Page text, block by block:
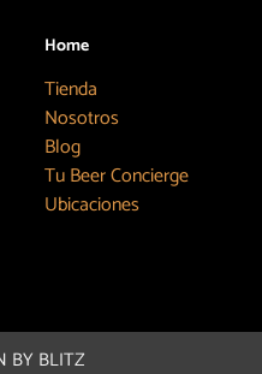
Home
Tienda
Nosotros
Blog
Tu Beer Concierge
Ubicaciones
BY BLITZ